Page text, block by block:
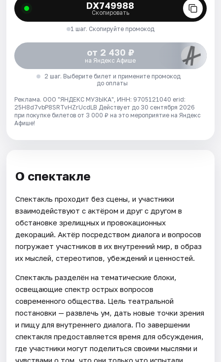
DX749988
Скопировать
1 шаг. Скопируйте промокод
от 2 430 ₽
на Яндекс Афише
2 шаг. Выберите билет и примените промокод
до оплаты
Реклама. ООО "ЯНДЕКС МУЗЫКА", ИНН: 9705121040 erid:
25H8d7vbP8SRTvHZrUcdLB Действует до 30 сентября 2026
при покупке билетов от 3 000 ₽ на это мероприятие на Яндекс
Афише!
О спектакле
Спектакль проходит без сцены, и участники
взаимодействуют с актёром и друг с другом в
обстановке зрелищных и провокационных
декораций. Актёр посредством диалога и вопросов
погружает участников в их внутренний мир, в образ
их мыслей, стереотипов, убеждений и ценностей.
Спектакль разделён на тематические блоки,
освещающие спектр острых вопросов
современного общества. Цель театральной
постановки — развлечь ум, дать новые точки зрения
и пищу для внутреннего диалога. По завершении
спектакля предоставляется время для обсуждения,
где участники могут поделиться своими мыслями и
чувствами о том, что они только что испытали.